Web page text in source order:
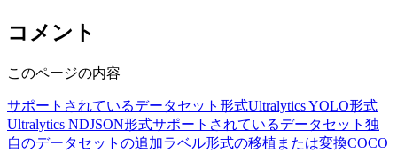
コメント
このページの内容
サポートされているデータセット形式Ultralytics YOLO形式
Ultralytics NDJSON形式サポートされているデータセット 独
自のデータセットの追加ラベル形式の移植または変換COCO